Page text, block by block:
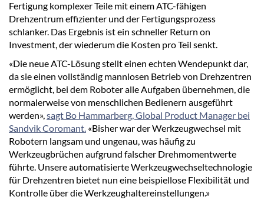
Fertigung komplexer Teile mit einem ATC-fähigen
Drehzentrum effizienter und der Fertigungsprozess
schlanker. Das Ergebnis ist ein schneller Return on
Investment, der wiederum die Kosten pro Teil senkt.
«Die neue ATC-Lösung stellt einen echten Wendepunkt dar,
da sie einen vollständig mannlosen Betrieb von Drehzentren
ermöglicht, bei dem Roboter alle Aufgaben übernehmen, die
normalerweise von menschlichen Bedienern ausgeführt
werden», sagt Bo Hammarberg, Global Product Manager bei
Sandvik Coromant. «Bisher war der Werkzeugwechsel mit
Robotern langsam und ungenau, was häufig zu
Werkzeugbrüchen aufgrund falscher Drehmomentwerte
führte. Unsere automatisierte Werkzeugwechseltechnologie
für Drehzentren bietet nun eine beispiellose Flexibilität und
Kontrolle über die Werkzeughaltereinstellungen.»